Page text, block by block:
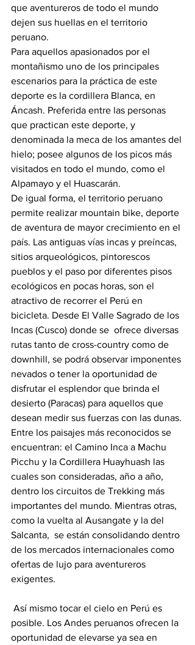
que aventureros de todo el mundo
dejen sus huellas en el territorio
peruano.
Para aquellos apasionados por el
montañismo uno de los principales
escenarios para la práctica de este
deporte es la cordillera Blanca, en
Áncash. Preferida entre las personas
que practican este deporte, y
denominada la meca de los amantes del
hielo; posee algunos de los picos más
visitados en todo el mundo, como el
Alpamayo y el Huascarán.
De igual forma, el territorio peruano
permite realizar mountain bike, deporte
de aventura de mayor crecimiento en el
país. Las antiguas vías incas y preíncas,
sitios arqueológicos, pintorescos
pueblos y el paso por diferentes pisos
ecológicos en pocas horas, son el
atractivo de recorrer el Perú en
bicicleta. Desde El Valle Sagrado de los
Incas (Cusco) donde se  ofrece diversas
rutas tanto de cross-country como de
downhill, se podrá observar imponentes
nevados o tener la oportunidad de
disfrutar el esplendor que brinda el
desierto (Paracas) para aquellos que
desean medir sus fuerzas con las dunas.
Entre los paisajes más reconocidos se
encuentran: el Camino Inca a Machu
Picchu y la Cordillera Huayhuash las
cuales son consideradas, año a año,
dentro los circuitos de Trekking más
importantes del mundo. Mientras otras,
como la vuelta al Ausangate y la del
Salcanta,  se están consolidando dentro
de los mercados internacionales como
ofertas de lujo para aventureros
exigentes.
posible. Los Andes peruanos ofrecen la
oportunidad de elevarse ya sea en